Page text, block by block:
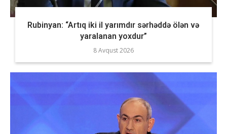
Rubinyan: “Artıq iki il yarımdır sərhəddə ölən və
yaralanan yoxdur”
8 Avqust 2026